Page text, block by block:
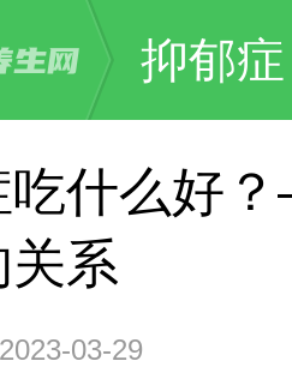
抑郁症
吃什么好
系
03-29